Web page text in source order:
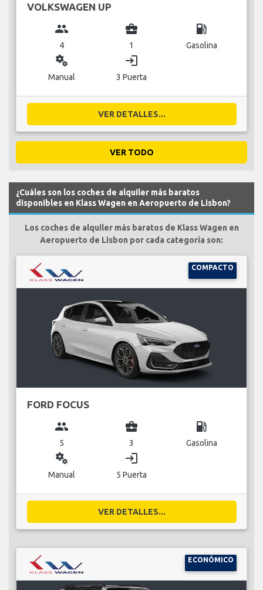
VOLKSWAGEN UP
group
4
business_center
1
local_gas_station
Gasolina
miscellaneous_services
Manual
login
3 Puerta
VER DETALLES...
VER TODO
¿Cuáles son los coches de alquiler más baratos
disponibles en Klass Wagen en Aeropuerto de Lisbon?
Los coches de alquiler más baratos de Klass Wagen en
Aeropuerto de Lisbon por cada categoría son:
COMPACTO
FORD FOCUS
group
5
business_center
3
local_gas_station
Gasolina
miscellaneous_services
Manual
login
5 Puerta
VER DETALLES...
ECONÓMICO